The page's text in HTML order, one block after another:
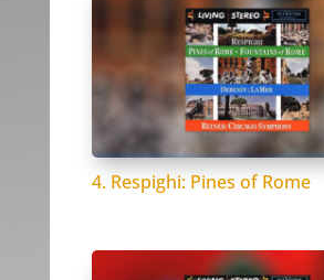
4. Respighi: Pines of Rome